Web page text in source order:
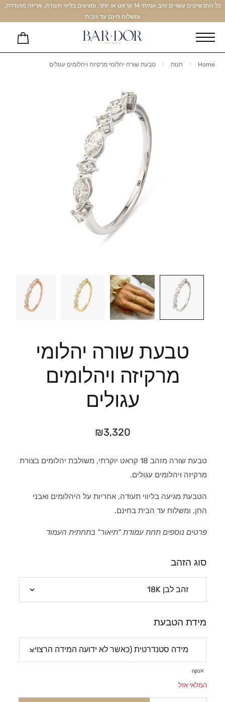
כל התכשיטים עשויים זהב אמיתי 14 קראט או יותר, ומגיעים בליווי תעודה, אריזה מהודרת,
ומשלוח חינם עד הבית
Home חנות טבעת שורה יהלומי מרקיזה ויהלומים עגולים
טבעת שורה יהלומי
מרקיזה ויהלומים
עגולים
₪3,320
טבעת שורה מזהב 18 קראט יוקרתי, משולבת יהלומים בצורת
מרקיזה ויהלומים עגולים.
הטבעת מגיעה בליווי תעודה, אחריות על היהלומים ואבני
החן, ומשלוח עד הבית בחינם.
פרטים נוספים תחת עמודת "תיאור" בתחתית העמוד
סוג הזהב
מידת הטבעת
נקה
המלאי אזל